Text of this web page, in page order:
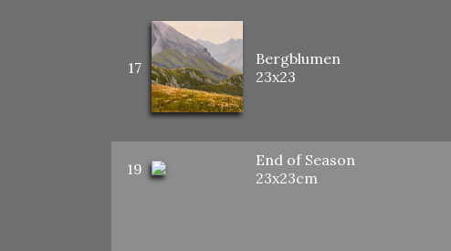
17
Bergblumen
23x23
19
End of Season
23x23cm